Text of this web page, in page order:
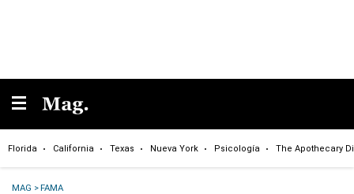
Florida California Texas Nueva York Psicología The Apothecary
MAG >FAMA